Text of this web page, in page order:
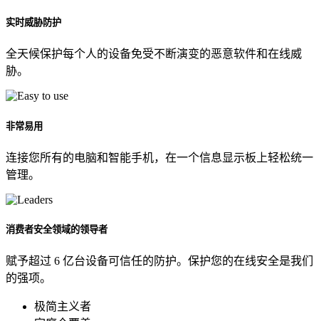
实时威胁防护
全天候保护每个人的设备免受不断演变的恶意软件和在线威
胁。
非常易用
连接您所有的电脑和智能手机，在一个信息显示板上轻松统一
管理。
消费者安全领域的领导者
赋予超过 6 亿台设备可信任的防护。保护您的在线安全是我们
的强项。
极简主义者